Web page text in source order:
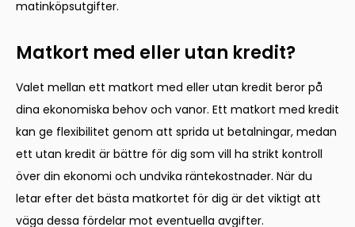
matinköpsutgifter.
Matkort med eller utan kredit?
Valet mellan ett matkort med eller utan kredit beror på
dina ekonomiska behov och vanor. Ett matkort med kredit
kan ge flexibilitet genom att sprida ut betalningar, medan
ett utan kredit är bättre för dig som vill ha strikt kontroll
över din ekonomi och undvika räntekostnader. När du
letar efter det bästa matkortet för dig är det viktigt att
väga dessa fördelar mot eventuella avgifter.